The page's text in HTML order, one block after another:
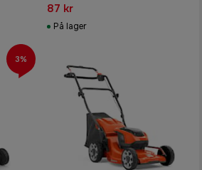
87 kr
På lager
3%